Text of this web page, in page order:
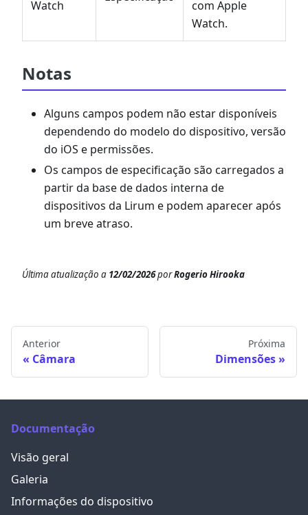
Watch
com Apple
Watch.
Notas
Alguns campos podem não estar disponíveis
dependendo do modelo do dispositivo, versão
do iOS e permissões.
Os campos de especificação são carregados a
partir da base de dados interna de
dispositivos da Lirum e podem aparecer após
um breve atraso.
Última atualização a 12/02/2026porRogerio Hirooka
Anterior
Câmara
Próxima
Dimensões
Documentação
Visão geral
Galeria
Informações do dispositivo